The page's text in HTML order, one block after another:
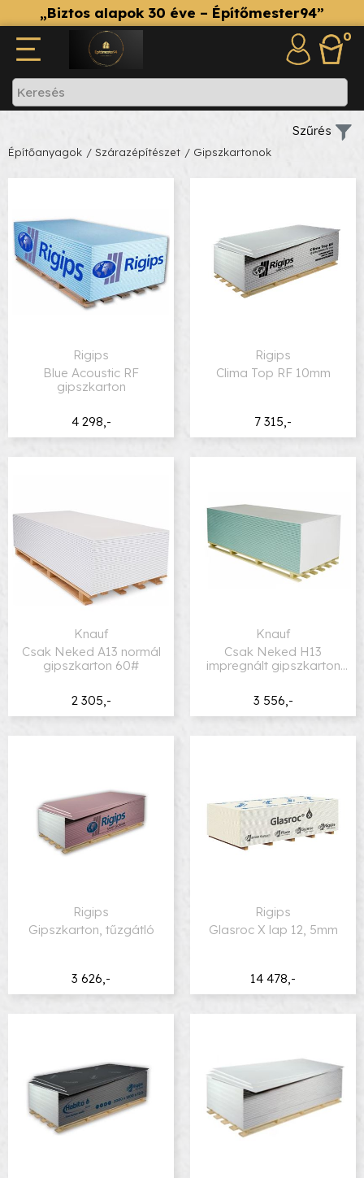
„Biztos alapok 30 éve – Építőmester94”
0
Építőanyagok / Szárazépítészet / Gipszkartonok
4 298,-
Rigips
Blue Acoustic RF
gipszkarton
7 315,-
Rigips
Clima Top RF 10mm
2 305,-
Knauf
Csak Neked A13 normál
gipszkarton 60#
3 556,-
Knauf
Csak Neked H13
impregnált gipszkarton
3 626,-
Rigips
Gipszkarton, tűzgátló
14 478,-
Rigips
Glasroc X lap 12, 5mm
Szűrés